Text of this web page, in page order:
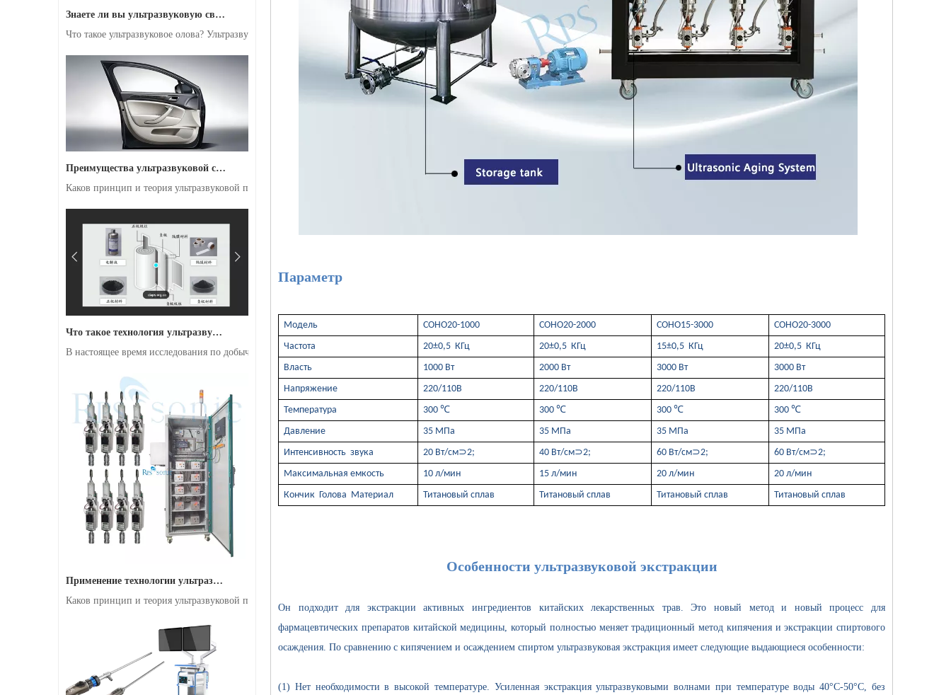
Ультразвуковая система ультразвуковой эмульгации для обработки жидкостей
Что такое ультразвуковое олова? Ультразвуковое олова - это своего рода метод сварки, который не использует поток. Ультразвуковой зонд производит кавитацию в ядре расплавленного припоя
Преимущества ультразвуковой сварки дверных панелей автомобиля
Каков принцип и теория ультразвуковой пластиковой сварочной машины? Принцип ультразвуковой пластиковой сварочной машины？ Как работает ультразвуковая сварка？ Какова композиция и
В настоящее время исследования по добыче антиоксидантов и антивозрастных препаратов из натуральных продуктов привлекли широкое внимание ученых и иностранных дел. Значительные
Каков принцип и теория ультразвуковой пластиковой сварочной машины? Принцип ультразвуковой пластиковой сварочной машины？ Как работает ультразвуковая сварка？ Какова композиция и
Параметр
Модель СОНО20-1000 СОНО20-2000 СОНО15-3000
СОНО20-3000
Частота
20±0,5 КГц 20±0,5 КГц 15±0,5 КГц
20±0,5 КГц
Власть
1000 Вт 2000 Вт 3000 Вт
3000 Вт
Напряжение
220/110В 220/110В 220/110В
220/110В
Температура
300 ℃ 300 ℃ 300 ℃
300 ℃
Давление
35 МПа 35 МПа 35 МПа
35 МПа
Интенсивность звука
20 Вт/см⊃2; 40 Вт/см⊃2; 60 Вт/см⊃2;
60 Вт/см⊃2;
Максимальная емкость
10 л/мин 15 л/мин 20 л/мин
20 л/мин
Кончик Голова Материал
Титановый сплав Титановый сплав Титановый сплав Титановый сплав
Особенности ультразвуковой экстракции
Он подходит для экстракции активных ингредиентов китайских лекарственных трав. Это новый метод и новый процесс для
фармацевтических препаратов китайской медицины, который полностью меняет традиционный метод кипячения и экстракции спиртового
осаждения. По сравнению с кипячением и осаждением спиртом ультразвуковая экстракция имеет следующие выдающиеся особенности:
(1) Нет необходимости в высокой температуре. Усиленная экстракция ультразвуковыми волнами при температуре воды 40°С-50°С, без